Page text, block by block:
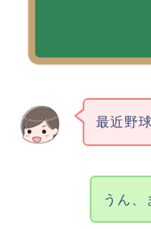
最近野
うん、